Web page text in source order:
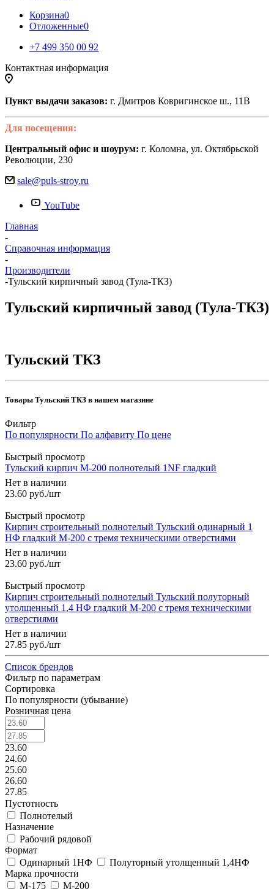
Корзина0
Отложенные0
+7 499 350 00 92
Контактная информация
Пункт выдачи заказов: г. Дмитров Ковригинское ш., 11В
Для посещения:
Центральный офис и шоурум: г. Коломна, ул. Октябрьской
Революции, 230
sale@puls-stroy.ru
YouTube
Главная
-
Справочная информация
-
Производители
-Тульский кирпичный завод (Тула-ТКЗ)
Тульский кирпичный завод (Тула-ТКЗ)
Тульский ТКЗ
Товары Тульский ТКЗ в нашем магазине
Фильтр
По популярности По алфавиту По цене
Быстрый просмотр
Тульский кирпич М-200 полнотелый 1NF гладкий
Нет в наличии
23.60 руб./шт
Быстрый просмотр
Кирпич строительный полнотелый Тульский одинарный 1
НФ гладкий М-200 с тремя техническими отверстиями
Нет в наличии
23.60 руб./шт
Быстрый просмотр
Кирпич строительный полнотелый Тульский полуторный
утолщенный 1,4 НФ гладкий М-200 с тремя техническими
отверстиями
Нет в наличии
27.85 руб./шт
Список брендов
Фильтр по параметрам
Сортировка
По популярности (убывание)
Розничная цена
23.60
24.60
25.60
26.60
27.85
Пустотность
Полнотелый
Назначение
Рабочий рядовой
Формат
Одинарный 1НФ
Полуторный утолщенный 1,4НФ
Марка прочности
М-175
М-200